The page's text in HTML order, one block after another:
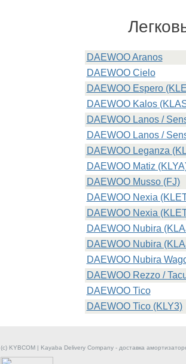
DAEWOO Aranos
DAEWOO Cielo
DAEWOO Espero
DAEWOO Kalos
DAEWOO Lanos /
DAEWOO Lanos /
DAEWOO Leganza
DAEWOO Matiz
DAEWOO Musso (FJ)
DAEWOO Nexia
DAEWOO Nexia
DAEWOO Nubira
DAEWOO Nubira
DAEWOO Nubira
DAEWOO Rezzo /
DAEWOO Tico
DAEWOO Tico (KLY3)
(c) KYBCOM | Kayaba Delivery Company - доставка